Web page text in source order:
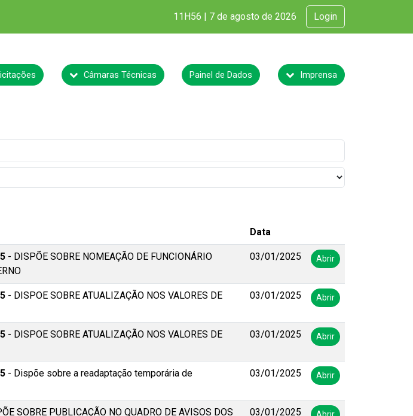
11H56 | 7 de agosto de 2026 Login
Câmaras Técnicas Painel de Dados Imprensa
Data
- DISPÕE SOBRE NOMEAÇÃO DE FUNCIONÁRIO
03/01/2025 Abrir
- DISPOE SOBRE ATUALIZAÇÃO NOS VALORES DE
03/01/2025 Abrir
- DISPOE SOBRE ATUALIZAÇÃO NOS VALORES DE
03/01/2025 Abrir
- Dispõe sobre a readaptação temporária de
03/01/2025 Abrir
SOBRE PUBLICAÇÃO NO QUADRO DE AVISOS DOS
03/01/2025